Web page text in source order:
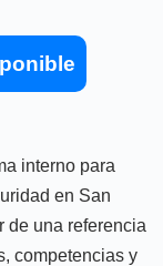
interno para
en San
de una referencia
competencias y